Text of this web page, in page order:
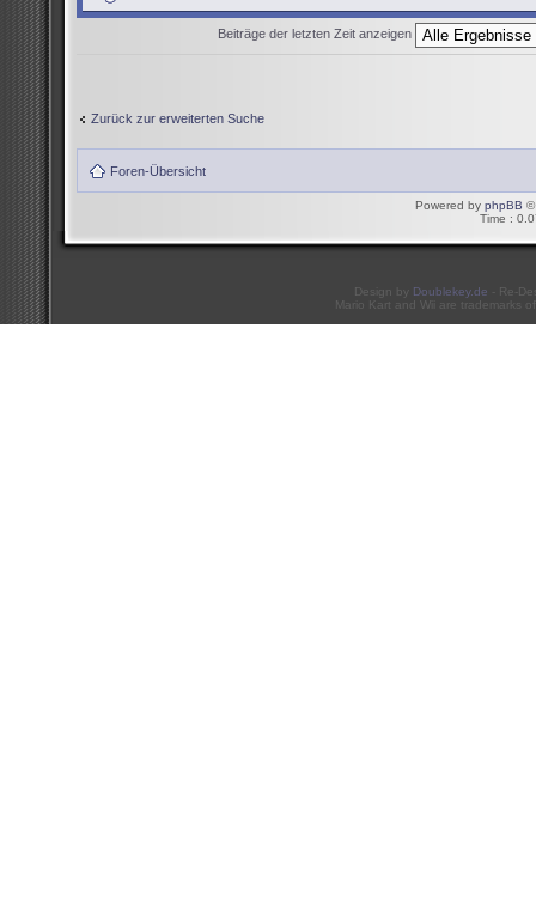
Beiträge der letzten Zeit anzeigen
Zurück zur erweiterten Suche
Foren-Übersicht
Powered by phpBB ©
Time :
Design by Doublekey.de - Re-
Mario Kart and Wii are trademarks